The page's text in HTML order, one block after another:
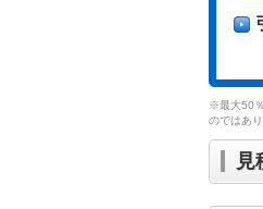
※最大50
のではあり
見